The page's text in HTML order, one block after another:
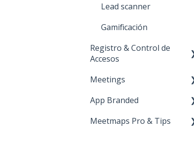
Productos
Espacios Virtuales
Páginas HTML
Repositorio de imágenes
Lead scanner
Gamificación
Registro & Control de
Accesos
Landing
Formulario de Registro
Entradas
Meetings
Meetings 1to1 (entre
App Branded
Lanzamiento
Meetmaps Pro & Tips